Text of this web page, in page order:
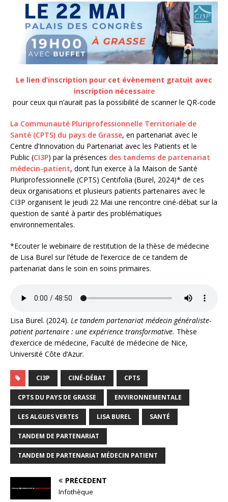
Le lien d’inscription pour cet évènement gratuit avec
inscription nécessaire
pour ceux qui n’aurait pas la possibilité de scanner le QR-code
La Communauté Pluriprofessionnelle Territoriale de
Santé (CPTS) du pays de Grasse, en partenariat avec le
Centre d’Innovation du Partenariat avec les Patients et le
Public (CI3P) par la présences des tandems de partenariat
médecin-patient, dont l’un exerce à la Maison de Santé
Pluriprofessionnelle (CPTS) Centifolia (Burel, 2024)* de ces
deux organisations et plusieurs patients partenaires avec le
CI3P organisent le jeudi 22 Mai une rencontre ciné-débat sur la
question de santé à partir des problématiques
environnementales.
*Ecouter le webinaire de restitution de la thèse de médecine
de Lisa Burel sur l’étude de l’exercice de ce tandem de
partenariat dans le soin en soins primaires.
Lisa Burel. (2024). Le tandem partenariat médecin généraliste-
patient partenaire : une expérience transformative. Thèse
d’exercice de médecine, Faculté de médecine de Nice,
Université Côte d’Azur.
CI3P CINÉ-DÉBAT CPTS
CPTS DU PAYS DE GRASSE ENVIRONNEMENTALE
LES ALGUES VERTES LISA BUREL SANTÉ
TANDEM DE PARTENARIAT
TANDEM DE PARTENARIAT MÉDECIN PATIENT
PRÉCÉDENT
Infothèque